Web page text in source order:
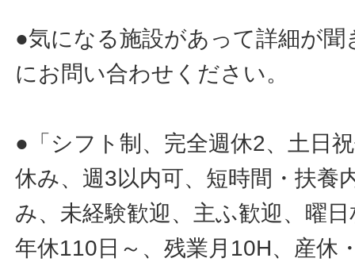
●気になる施設があって詳細が
にお問い合わせください。
●「シフト制、完全週休2、土日
休み、週3以内可、短時間・扶養
み、未経験歓迎、主ふ歓迎、曜
年休110日～、残業月10H、産休